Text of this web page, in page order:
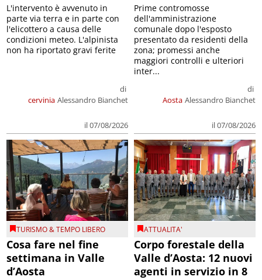
cervinia
di
Alessandro Bianchet
il 07/08/2026
L'intervento è avvenuto in
parte via terra e in parte con
l'elicottero a causa delle
condizioni meteo. L'alpinista
non ha riportato gravi ferite
Aosta
di
Alessandro Bianchet
il 07/08/2026
Prime contromosse
dell'amministrazione
comunale dopo l'esposto
presentato da residenti della
zona; promessi anche
maggiori controlli e ulteriori
inter...
TURISMO & TEMPO LIBERO
Cosa fare nel fine
settimana in Valle
d’Aosta
ATTUALITA'
Corpo forestale della
Valle d’Aosta: 12 nuovi
agenti in servizio in 8